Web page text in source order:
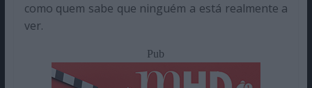
como quem sabe que ninguém a está realmente a
ver.
Pub